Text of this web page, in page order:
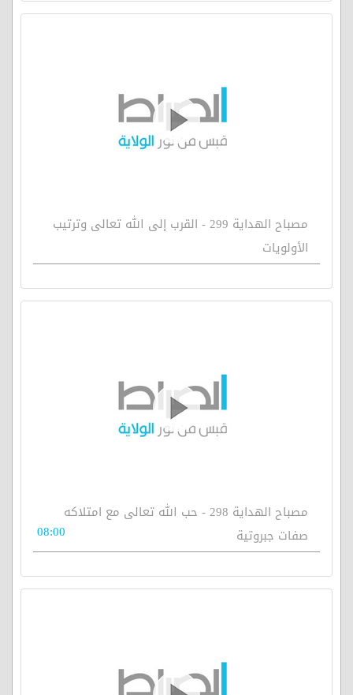
مصباح الهداية 299 - القرب إلى الله تعالى وترتيب
الأولويات
مصباح الهداية 298 - حب الله تعالى مع امتلاكه
صفات جبروتية
08:00